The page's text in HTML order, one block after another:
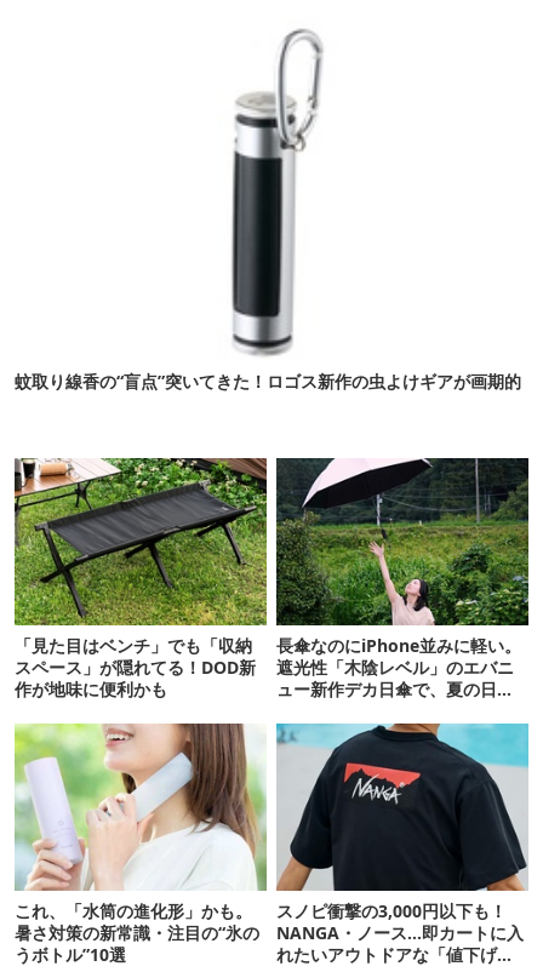
蚊取り線香の“盲点”突いてきた！ロゴス新作の虫よけギアが画期的
「見た目はベンチ」でも「収納
スペース」が隠れてる！DOD新
作が地味に便利かも
長傘なのにiPhone並みに軽い。
遮光性「木陰レベル」のエバニ
ュー新作デカ日傘で、夏の日焼
これ、「水筒の進化形」かも。
暑さ対策の新常識・注目の“氷の
うボトル”10選
スノピ衝撃の3,000円以下も！
NANGA・ノース…即カートに入
れたいアウトドアな「値下げ夏